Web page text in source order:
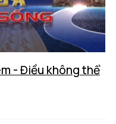
- Điều không thể